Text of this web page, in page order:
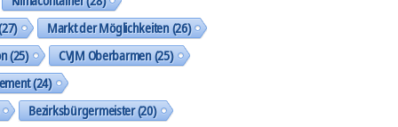
Markt der Möglichkeiten(26)
(25) CVJM Oberbarmen(25)
(24)
Bezirksbürgermeister(20)